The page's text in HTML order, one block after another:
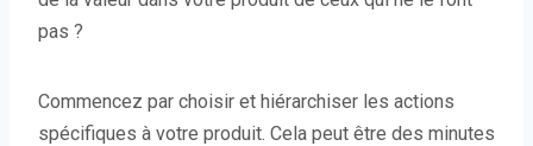
pas ?
Commencez par choisir et hiérarchiser les actions
spécifiques à votre produit. Cela peut être des minutes